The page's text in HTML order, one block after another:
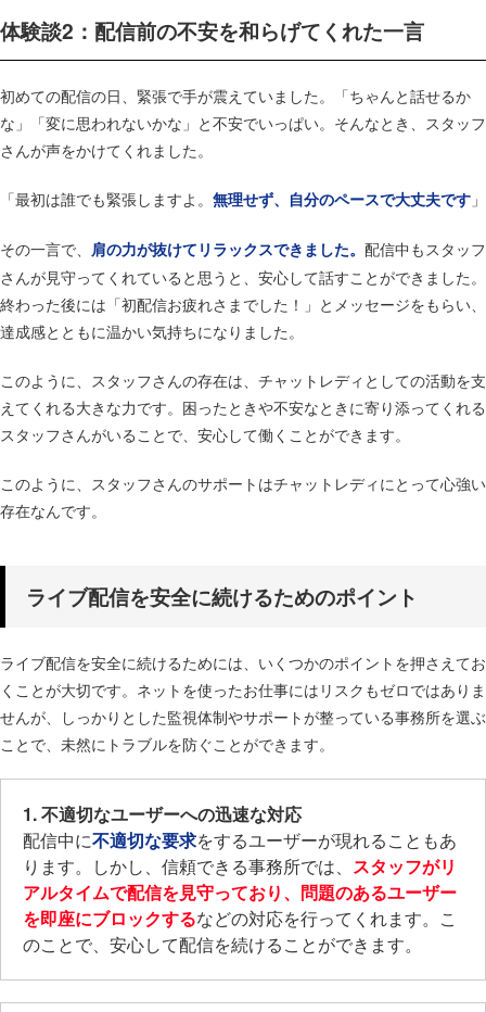
体験談2：配信前の不安を和らげてくれた一言
初めての配信の日、緊張で手が震えていました。​「ちゃんと話せるか
な」「変に思われないかな」と不安でいっぱい。​そんなとき、スタッフ
さんが声をかけてくれました。​
「最初は誰でも緊張しますよ。 無理せず、自分のペースで大丈夫です 」​
その一言で、 肩の力が抜けてリラックスできました。 ​配信中もスタッフ
さんが見守ってくれていると思うと、安心して話すことができました。​
終わった後には「初配信お疲れさまでした！」とメッセージをもらい、
達成感とともに温かい気持ちになりました。​
このように、スタッフさんの存在は、チャットレディとしての活動を支
えてくれる大きな力です。​困ったときや不安なときに寄り添ってくれる
スタッフさんがいることで、安心して働くことができます。
このように、スタッフさんのサポートはチャットレディにとって心強い
存在なんです。
ライブ配信を安全に続けるためのポイント
​ライブ配信を安全に続けるためには、いくつかのポイントを押さえてお
くことが大切です。​ネットを使ったお仕事にはリスクもゼロではありま
せんが、しっかりとした監視体制やサポートが整っている事務所を選ぶ
ことで、未然にトラブルを防ぐことができます。​
1. 不適切なユーザーへの迅速な対応
配信中に不適切な要求をするユーザーが現れることもあ
ります。​しかし、信頼できる事務所では、 スタッフがリ
アルタイムで配信を見守っており、問題のあるユーザー
を即座にブロックするなどの対応を行ってくれます。こ
のことで、安心して配信を続けることができます。​